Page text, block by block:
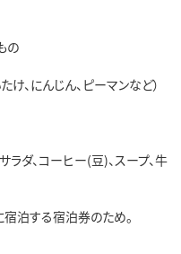
の
け、にんじん、ピーマンなど）
ラダ、コーヒー(豆)、スープ、牛
泊する宿泊券のため。